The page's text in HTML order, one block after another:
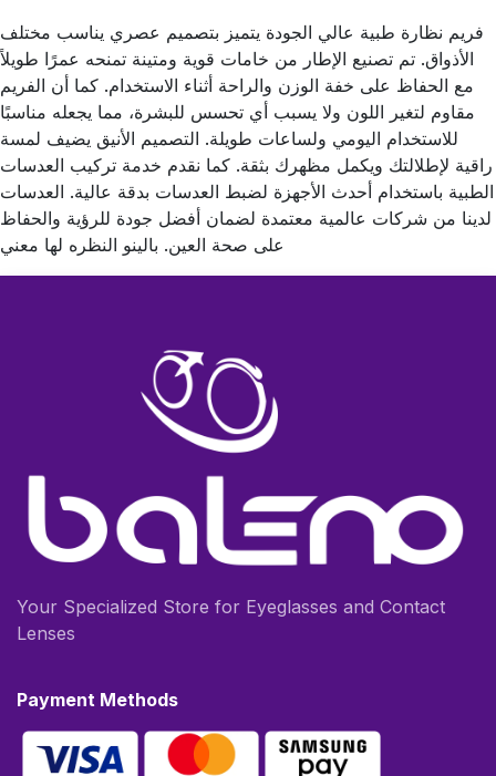
فريم نظارة طبية عالي الجودة يتميز بتصميم عصري يناسب مختلف
الأذواق. تم تصنيع الإطار من خامات قوية ومتينة تمنحه عمرًا طويلاً
مع الحفاظ على خفة الوزن والراحة أثناء الاستخدام. كما أن الفريم
مقاوم لتغير اللون ولا يسبب أي تحسس للبشرة، مما يجعله مناسبًا
للاستخدام اليومي ولساعات طويلة. التصميم الأنيق يضيف لمسة
راقية لإطلالتك ويكمل مظهرك بثقة. كما نقدم خدمة تركيب العدسات
الطبية باستخدام أحدث الأجهزة لضبط العدسات بدقة عالية. العدسات
لدينا من شركات عالمية معتمدة لضمان أفضل جودة للرؤية والحفاظ
على صحة العين. بالينو النظره لها معني
Your Specialized Store for Eyeglasses and Contact
Lenses
Payment Methods